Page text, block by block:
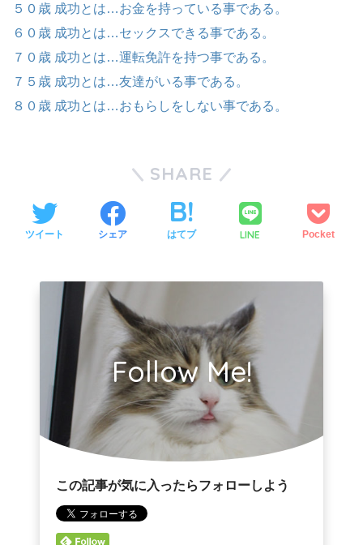
５０歳 成功とは…お金を持っている事である。
６０歳 成功とは…セックスできる事である。
７０歳 成功とは…運転免許を持つ事である。
７５歳 成功とは…友達がいる事である。
８０歳 成功とは…おもらしをしない事である。
SHARE
ツイート シェア はてブ LINE Pocket
Follow Me!
この記事が気に入ったらフォローしよう